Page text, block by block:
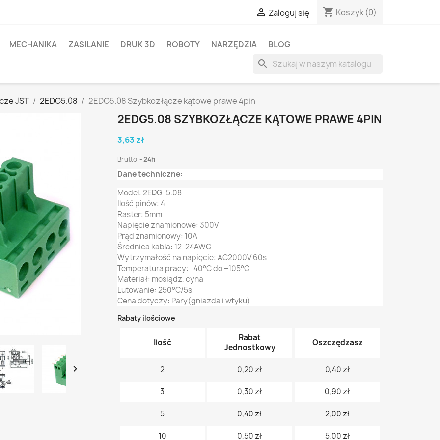
 Zaloguj się shopping_cart Koszyk (0)
MECHANIKA ZASILANIE DRUK 3D ROBOTY NARZĘDZIA BLOG
search
JST 2EDG5.08 2EDG5.08 Szybkozłącze kątowe prawe 4pin

2EDG5.08 SZYBKOZŁĄCZE KĄTOWE PRAWE 4PIN
3,63 zł
Brutto 24h
Dane techniczne:
Model: 2EDG-5.08
Ilość pinów: 4
Raster: 5mm
Napięcie znamionowe: 300V
Prąd znamionowy: 10A
Średnica kabla: 12-24AWG
Wytrzymałość na napięcie: AC2000V 60s
Temperatura pracy: -40°C do +105°C
Materiał: mosiądz, cyna
Lutowanie: 250°C/5s
Cena dotyczy: Pary(gniazda i wtyku)
Rabaty ilościowe
Ilość
Rabat
Jednostkowy
Oszczędzasz
2 0,20 zł 0,40 zł
3 0,30 zł 0,90 zł
5 0,40 zł 2,00 zł
10 0,50 zł 5,00 zł